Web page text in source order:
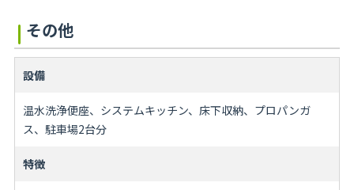
その他
設備
温水洗浄便座、システムキッチン、床下収納、プロパンガ
ス、駐車場2台分
特徴